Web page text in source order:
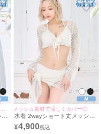
メッシュ素材で涼しくカバー◎
水着 2wayショート丈メッシュ
編み長袖トップス＆ミニパレオ
付き体型カバーセットアップホ
¥4,900